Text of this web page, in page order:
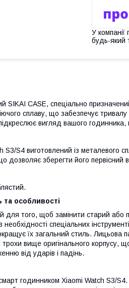
У компанії
будь-який
SIKAI CASE, спеціально
сплаву, що забезпечує тривалу
вигляд вашого
S3/S4 виготовлений ​​із металевого
дозволяє зберегти його первісний
та особливості
для того, щоб замінити старий
спеціальних
їх загальний стиль. Лицьова
трохи вище оригінального
від ударів і падінь.
годинником Xiaomi Watch S3/